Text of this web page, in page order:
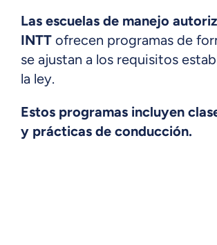
Las escuelas de manejo
INTT ofrecen programas de
se ajustan a los requisitos
la ley.
Estos programas incluyen
y prácticas de conducción.